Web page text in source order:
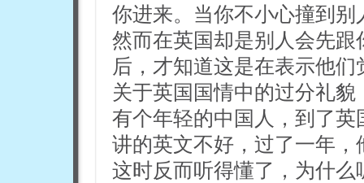
你进来。当你不小心撞到
然而在英国却是别人会先
后，才知道这是在表示他
关于英国国情中的过分礼
有个年轻的中国人，到了
讲的英文不好，过了一年
这时反而听得懂了，为什